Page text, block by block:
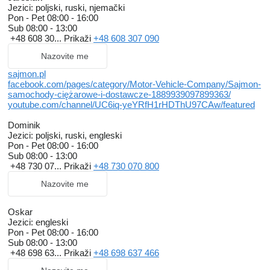
- sliding roof
- new tarpaulins
+
TRAILER:
- manufacturer Wielton
- first owner - Polish dealership
- year of manufacture 2023
- GVWR 18000 kg
- Payload 13000 kg
- SAF axles
- Aluminum front wall
- 5 toolboxes
- Disc brakes
- Tire size 265/70 R19.5
TRAILER BODY:
- XL certified
- Interior dimensions 775 cm/248 cm/300 cm
- Adjustable and fixed two-height lifting roof (+5 cm)
- Sliding roof
- New tarpaulins
Jezici: poljski, ruski, njemački
Pon - Pet 08:00 - 16:00
Sub 08:00 - 13:00
+48 608 30... Prikaži +48 608 307 090
Nazovite me
sajmon.pl
facebook.com/pages/category/Motor-Vehicle-Company/Sajmon-
samochody-ciężarowe-i-dostawcze-1889939097899363/
youtube.com/channel/UC6iq-yeYRfH1rHDThU97CAw/featured
Dominik
Jezici: poljski, ruski, engleski
Pon - Pet 08:00 - 16:00
Sub 08:00 - 13:00
+48 730 07... Prikaži +48 730 070 800
Nazovite me
Oskar
Jezici: engleski
Pon - Pet 08:00 - 16:00
Sub 08:00 - 13:00
+48 698 63... Prikaži +48 698 637 466